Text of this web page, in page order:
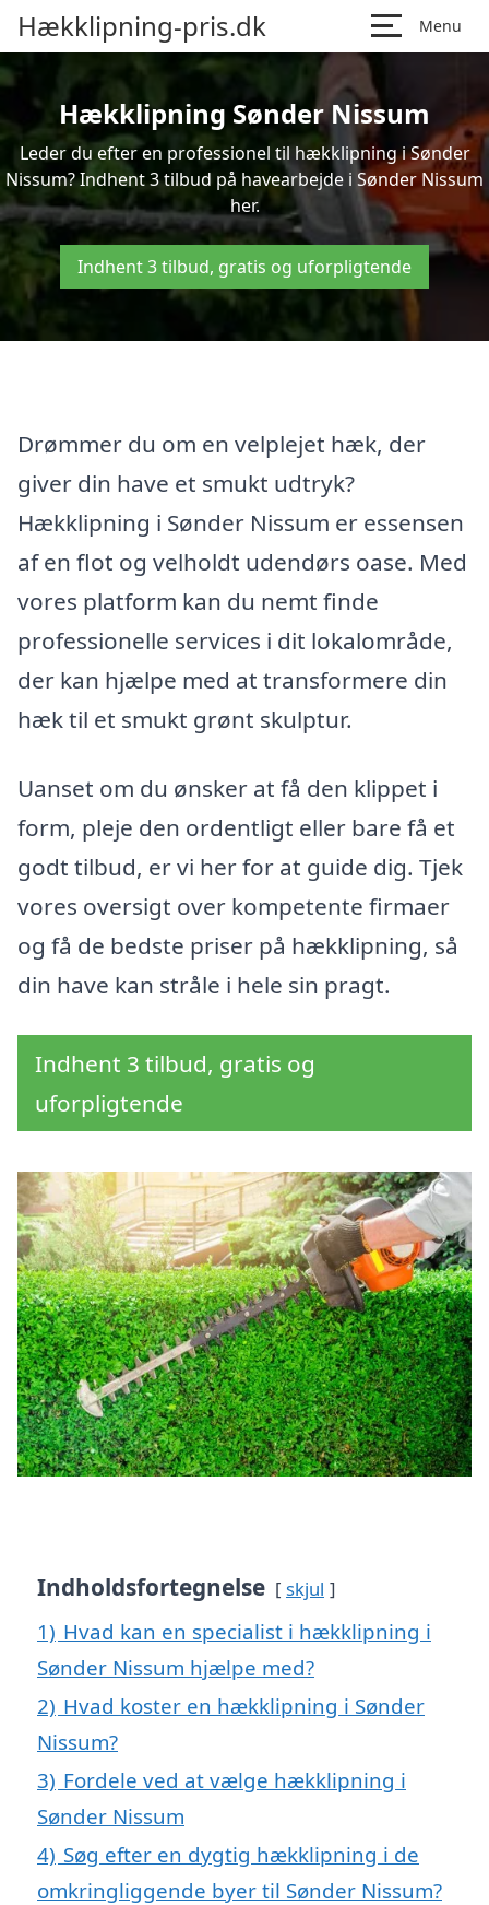
Hækklipning-pris.dk Menu
Hækklipning Sønder Nissum
Leder du efter en professionel til hækklipning i Sønder
Nissum? Indhent 3 tilbud på havearbejde i Sønder Nissum
her.
Indhent 3 tilbud, gratis og uforpligtende
Drømmer du om en velplejet hæk, der
giver din have et smukt udtryk?
Hækklipning i Sønder Nissum er essensen
af en flot og velholdt udendørs oase. Med
vores platform kan du nemt finde
professionelle services i dit lokalområde,
der kan hjælpe med at transformere din
hæk til et smukt grønt skulptur.
Uanset om du ønsker at få den klippet i
form, pleje den ordentligt eller bare få et
godt tilbud, er vi her for at guide dig. Tjek
vores oversigt over kompetente firmaer
og få de bedste priser på hækklipning, så
din have kan stråle i hele sin pragt.
Indhent 3 tilbud, gratis og
uforpligtende
Indholdsfortegnelse skjul
1) Hvad kan en specialist i hækklipning i
Sønder Nissum hjælpe med?
2) Hvad koster en hækklipning i Sønder
Nissum?
3) Fordele ved at vælge hækklipning i
Sønder Nissum
4) Søg efter en dygtig hækklipning i de
omkringliggende byer til Sønder Nissum?